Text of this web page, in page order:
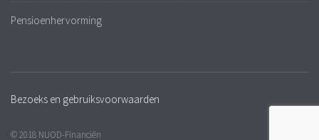
Pensioenhervorming
Bezoeks en gebruiksvoorwaarden
© 2018 NUOD-Financiën